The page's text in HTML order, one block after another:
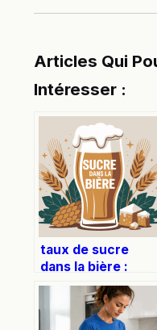
Articles Qui
Intéresser :
taux de sucre
dans la bière :
chiffres, impacts
et choix malins